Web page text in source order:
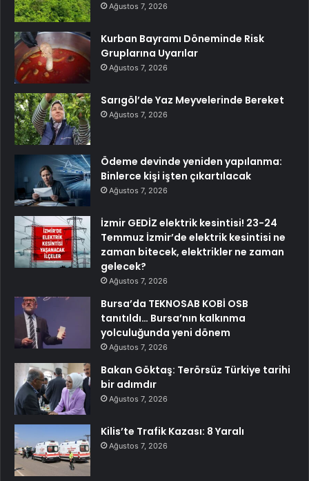
Ağustos 7, 2026
Kurban Bayramı Döneminde Risk
Gruplarına Uyarılar
Ağustos 7, 2026
Sarıgöl’de Yaz Meyvelerinde Bereket
Ağustos 7, 2026
Ödeme devinde yeniden yapılanma:
Binlerce kişi işten çıkartılacak
Ağustos 7, 2026
İzmir GEDİZ elektrik kesintisi! 23-24
Temmuz İzmir’de elektrik kesintisi ne
zaman bitecek, elektrikler ne zaman
gelecek?
Ağustos 7, 2026
Bursa’da TEKNOSAB KOBİ OSB
tanıtıldı… Bursa’nın kalkınma
yolculuğunda yeni dönem
Ağustos 7, 2026
Bakan Göktaş: Terörsüz Türkiye tarihi
bir adımdır
Ağustos 7, 2026
Kilis’te Trafik Kazası: 8 Yaralı
Ağustos 7, 2026